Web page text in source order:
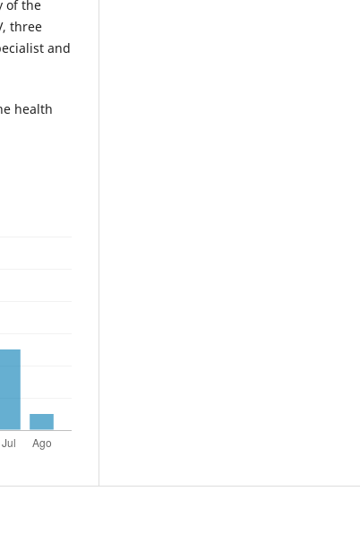
of the
three
and
health